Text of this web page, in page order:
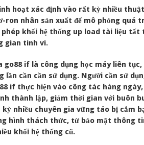
hoạt xác định vào rất kỳ nhiều
ron nhân sản xuất để mô phỏng quá
khối hệ thống up load tài liệu tất
gian tinh vi.
if là công dụng học máy liên tục,
cần cần sử dụng. Người cần sử
if thực hiện vào công tác hàng
thành lập, giảm thời gian với buôn
nhiều chuyên gia vững táo bị cắm
hình thách thức, từ bảo mật thông
khối hệ thống cũ.